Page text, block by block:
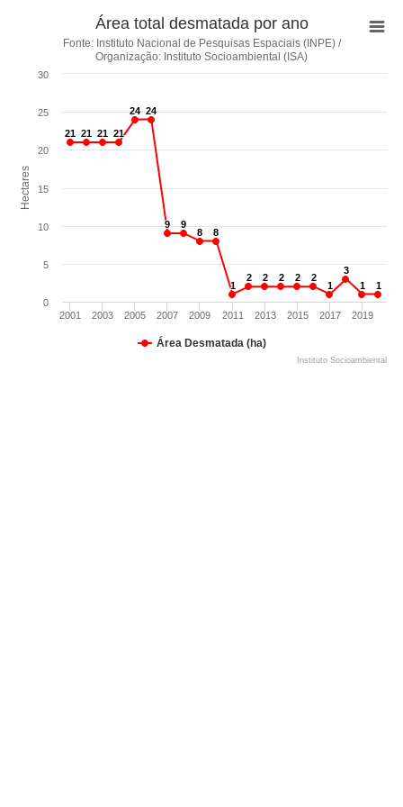
Hectares
Área total desmatada por ano
Fonte: Instituto Nacional de Pesquisas Espaciais (INPE) /
Organização: Instituto Socioambiental (ISA)
21
21 21
21 21
21 21
21
24
24 24
24
9
9 9
9
8
8 8
8
1
1
2
2 2
2 2
2 2
2 2
2
1
1
3
3
1
1 1
1
Área Desmatada (ha)
2001 2003 2005 2007 2009 2011 2013 2015 2017 2019
0
5
10
15
20
25
30
Instituto Socioambiental